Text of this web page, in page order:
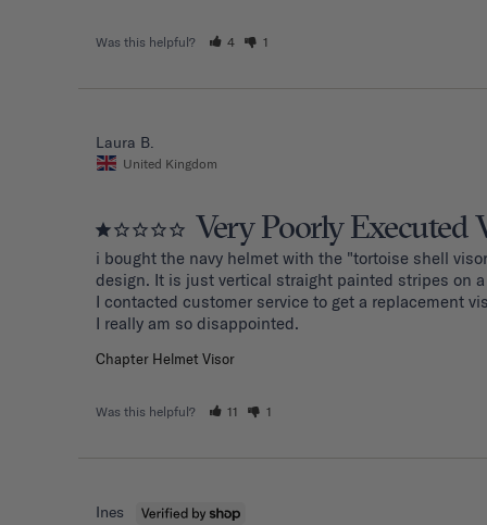
Was this helpful? 4 1
Laura B.
United Kingdom
Very Poorly Executed
i bought the navy helmet with the "tortoise shell
design. It is just vertical straight painted stripes on
I contacted customer service to get a replacement
I really am so disappointed.
Chapter Helmet Visor
Was this helpful? 11 1
Ines